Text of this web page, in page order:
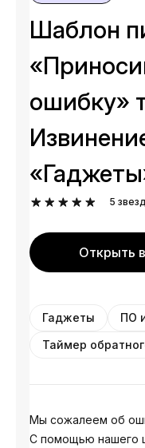
Шаблон
ошибку»
5 звезд
Открыть
Гаджеты
ПО
Таймер
Мы сожалеем об
С помощью нашего